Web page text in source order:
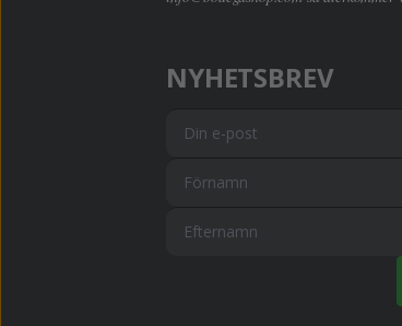
NYHETSBREV